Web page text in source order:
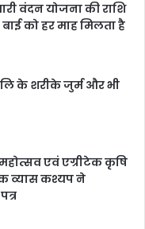
वंदन योजना की राशि
को हर माह मिलता है
के शरीके जुर्म और भी
एवं एग्रीटेक कृषि
व्यास कश्यप ने